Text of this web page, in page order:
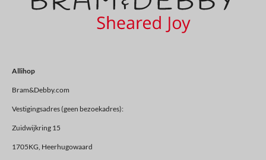
Allihop
Bram&Debby.com
Vestigingsadres (geen bezoekadres):
Zuidwijkring 15
1705KG, Heerhugowaard